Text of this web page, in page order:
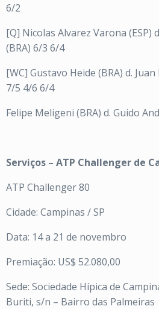
6/2
[Q] Nicolas Alvarez Varona (ESP)
(BRA) 6/3 6/4
[WC] Gustavo Heide (BRA) d.
7/5 4/6 6/4
Felipe Meligeni (BRA) d. Guido
Serviços – ATP Challenger de
ATP Challenger 80
Cidade: Campinas / SP
Data: 14 a 21 de novembro
Premiação: US$ 52.080,00
Sede: Sociedade Hípica de
Buriti, s/n – Bairro das Palmeiras